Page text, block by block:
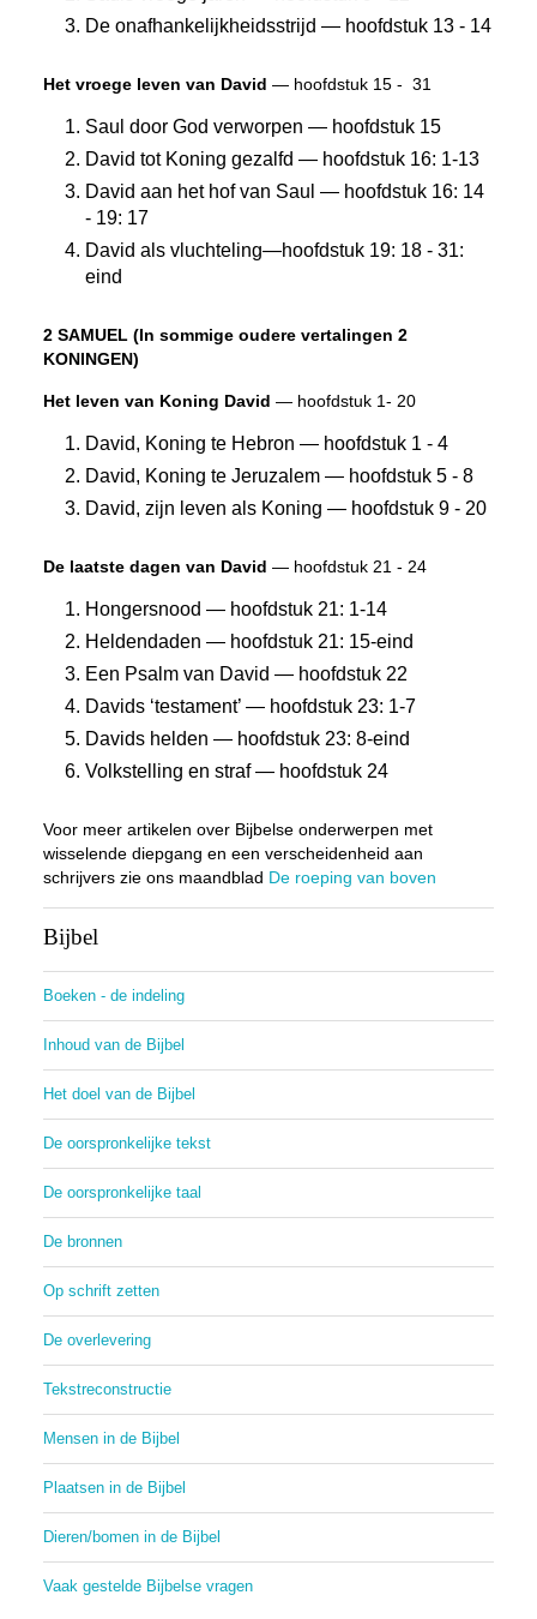
De onafhankelijkheidsstrijd — hoofdstuk 13 - 14
Het vroege leven van David — hoofdstuk 15 - 31
Saul door God verworpen — hoofdstuk 15
David tot Koning gezalfd — hoofdstuk 16: 1-13
David aan het hof van Saul — hoofdstuk 16: 14
- 19: 17
David als vluchteling—hoofdstuk 19: 18 - 31:
eind
2 SAMUEL (In sommige oudere vertalingen 2
KONINGEN)
Het leven van Koning David — hoofdstuk 1- 20
David, Koning te Hebron — hoofdstuk 1 - 4
David, Koning te Jeruzalem — hoofdstuk 5 - 8
David, zijn leven als Koning — hoofdstuk 9 - 20
De laatste dagen van David — hoofdstuk 21 - 24
Hongersnood — hoofdstuk 21: 1-14
Heldendaden — hoofdstuk 21: 15-eind
Een Psalm van David — hoofdstuk 22
Davids ‘testament’ — hoofdstuk 23: 1-7
Davids helden — hoofdstuk 23: 8-eind
Volkstelling en straf — hoofdstuk 24
Voor meer artikelen over Bijbelse onderwerpen met
wisselende diepgang en een verscheidenheid aan
schrijvers zie ons maandblad De roeping van boven
Bijbel
Boeken - de indeling
Inhoud van de Bijbel
Het doel van de Bijbel
De oorspronkelijke tekst
De oorspronkelijke taal
De bronnen
Op schrift zetten
De overlevering
Tekstreconstructie
Mensen in de Bijbel
Plaatsen in de Bijbel
Dieren/bomen in de Bijbel
Vaak gestelde Bijbelse vragen